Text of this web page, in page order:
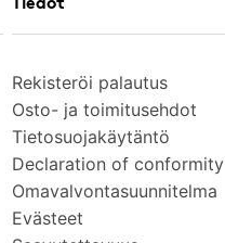
Rekisteröi palautus
Osto- ja toimitusehdot
Tietosuojakäytäntö
Declaration of conformity
Omavalvontasuunnitelma
Evästeet